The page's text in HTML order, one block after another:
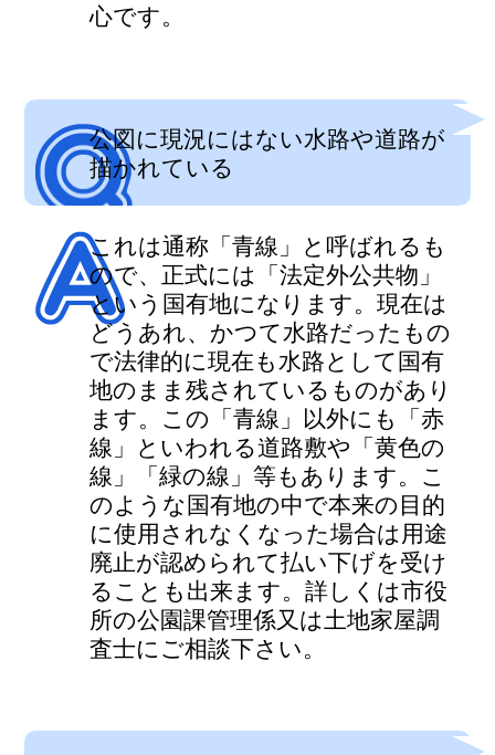
心です。
公図に現況にはない水路や道路が
描かれている
これは通称「青線」と呼ばれるも
ので、正式には「法定外公共物」
という国有地になります。現在は
どうあれ、かつて水路だったもの
で法律的に現在も水路として国有
地のまま残されているものがあり
ます。この「青線」以外にも「赤
線」といわれる道路敷や「黄色の
線」「緑の線」等もあります。こ
のような国有地の中で本来の目的
に使用されなくなった場合は用途
廃止が認められて払い下げを受け
ることも出来ます。詳しくは市役
所の公園課管理係又は土地家屋調
査士にご相談下さい。